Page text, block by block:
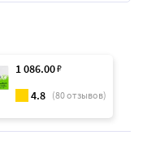
1 086.00₽
4.8 (80отзывов)